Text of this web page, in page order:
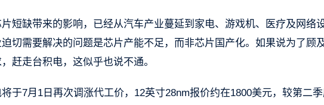
短缺带来的影响，已经从汽车产业蔓延到家电、游戏机、医疗及网络
切需要解决的问题是芯片产能不足，而非芯片国产化。如果说为了顾
赶走台积电，这似乎也说不通。
于7月1日再次调涨代工价，12英寸28nm报价约在1800美元，较第二